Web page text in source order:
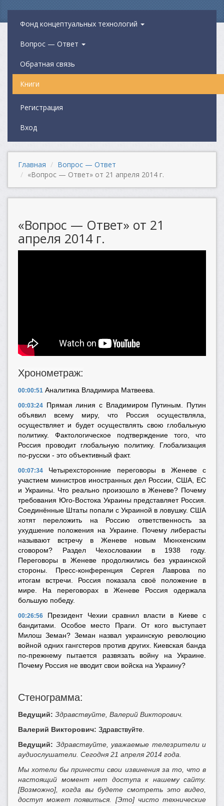
Фонд концептуальных технологий
Вопрос — Ответ
Обратная связь
Книги
Регистрация
Вход
Главная
Вопрос — Ответ
«Вопрос — Ответ» от 21 апреля 2014 г.
«Вопрос — Ответ» от 21
апреля 2014 г.
Хронометраж:
00:00:51 Аналитика Владимира Матвеева.
00:03:24 Прямая линия с Владимиром Путиным. Путин
объявил всему миру, что Россия осуществляла,
осуществляет и будет осуществлять свою глобальную
политику. Фактологическое подтверждение того, что
Россия проводит глобальную политику. Глобализация
по-русски - это объективный факт.
00:07:34
Четырехсторонние переговоры в Женеве с
участием министров иностранных дел России, США, ЕС
и Украины. Что реально произошло в Женеве? Почему
требования Юго-Востока Украины представляет Россия.
Соединённые Штаты попали с Украиной в ловушку. США
хотят переложить на Россию ответственность за
ухудшение положения на Украине. Почему либерасты
называют встречу в Женеве новым Мюнхенским
сговором? Раздел Чехословакии в 1938 году.
Переговоры в Женеве продолжились без украинской
стороны. Пресс-конференция Сергея Лаврова по
итогам встречи. Россия показала своё положение в
мире. На переговорах в Женеве Россия одержала
большую победу.
00:26:56
Президент Чехии сравнил власти в Киеве с
бандитами. Особое место Праги. От кого выступает
Милош Земан? Земан назвал украинскую революцию
войной одних гангстеров против других. Киевская банда
по-прежнему пытается развязать войну на Украине.
Почему Россия не вводит свои войска на Украину?
Стенограмма:
Ведущий: Здравствуйте, Валерий Викторович.
Валерий Викторович: Здравствуйте.
Ведущий: Здравствуйте, уважаемые телезрители и
аудиослушатели. Сегодня 21 апреля 2014 года.
Мы хотели бы принести свои извинения за то, что в
настоящий момент нет доступа к нашему сайту.
[Возможно], когда вы будете смотреть это видео,
доступ может появиться. [Это] чисто технические